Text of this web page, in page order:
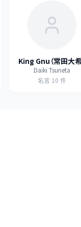
King Gnu（常田大希
Daiki Tsuneta
名言 10 件